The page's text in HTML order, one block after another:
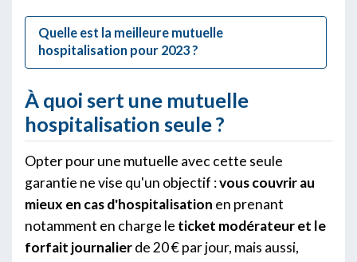
Quelle est la meilleure mutuelle
hospitalisation pour 2023 ?
À quoi sert une mutuelle
hospitalisation seule ?
Opter pour une mutuelle avec cette seule
garantie ne vise qu'un objectif :vous couvrir au
mieux en cas d'hospitalisation en prenant
notamment en charge le ticket modérateur et le
forfait journalierde 20 € par jour, mais aussi,